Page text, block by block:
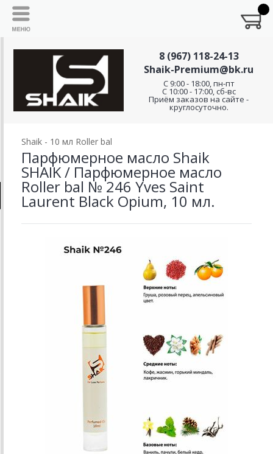
8 (967) 118-24-13
Shaik-Premium@bk.ru
C 9:00 - 18:00, пн-пт
С 10:00 - 17:00, сб-вс
Приём заказов на сайте -
круглосуточно.
Shaik - 10 мл Roller bal
Парфюмерное масло Shaik
SHAIK / Парфюмерное масло
Roller bal № 246 Yves Saint
Laurent Black Opium, 10 мл.